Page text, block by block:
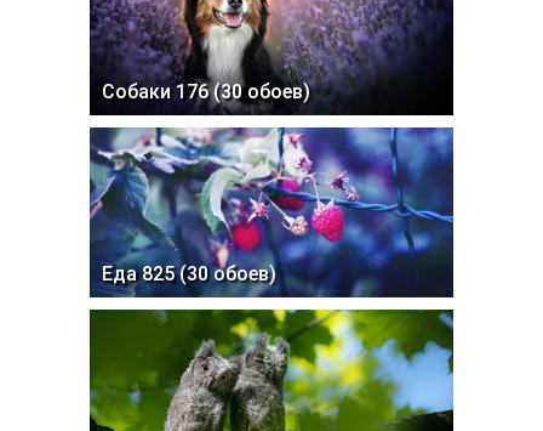
Собаки 176 (30 обоев)
Еда 825 (30 обоев)